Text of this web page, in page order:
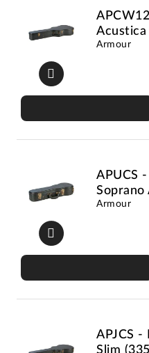
Acustica
Armour
APUCS
Soprano
Armour
APJCS -
Slim